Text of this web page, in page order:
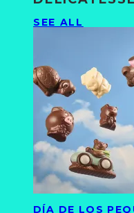
SEE ALL
DÍA DE LOS